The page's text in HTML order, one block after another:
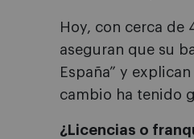
Hoy, con cerca de
aseguran que su
España” y
cambio ha tenido
¿Licencias o